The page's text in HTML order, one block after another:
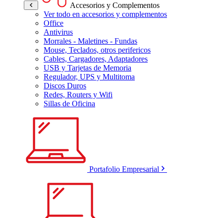
Accesorios y Complementos
Ver todo en accesorios y complementos
Office
Antivirus
Morrales - Maletines - Fundas
Mouse, Teclados, otros perifericos
Cables, Cargadores, Adaptadores
USB y Tarjetas de Memoria
Regulador, UPS y Multitoma
Discos Duros
Redes, Routers y Wifi
Sillas de Oficina
Portafolio Empresarial